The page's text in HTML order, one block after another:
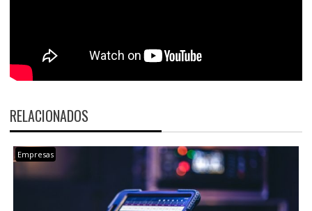
RELACIONADOS
Empresas